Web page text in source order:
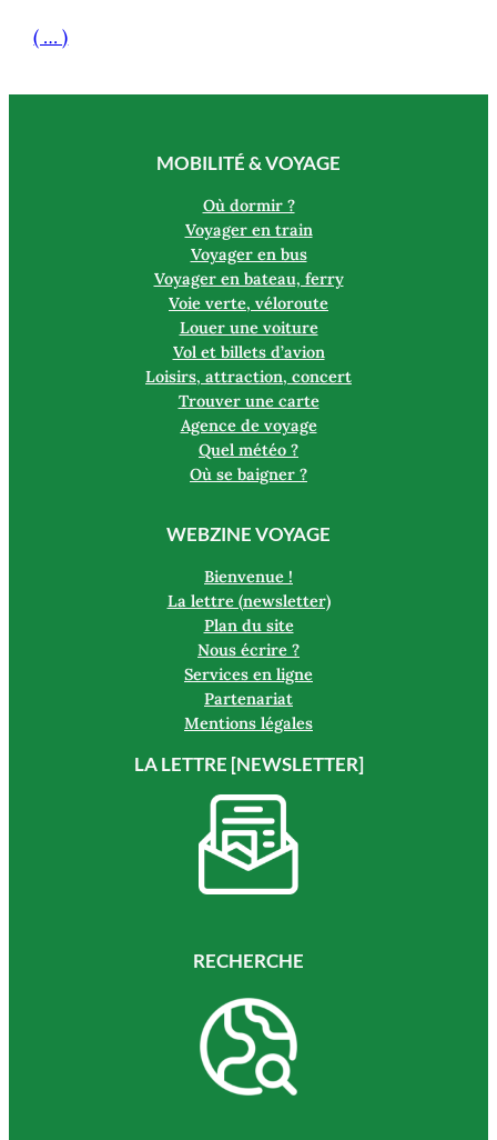
( … )
MOBILITÉ & VOYAGE
Où dormir ?
Voyager en train
Voyager en bus
Voyager en bateau, ferry
Voie verte, véloroute
Louer une voiture
Vol et billets d’avion
Loisirs, attraction, concert
Trouver une carte
Agence de voyage
Quel météo ?
Où se baigner ?
WEBZINE VOYAGE
Bienvenue !
La lettre (newsletter)
Plan du site
Nous écrire ?
Services en ligne
Partenariat
Mentions légales
LA LETTRE [NEWSLETTER]
RECHERCHE